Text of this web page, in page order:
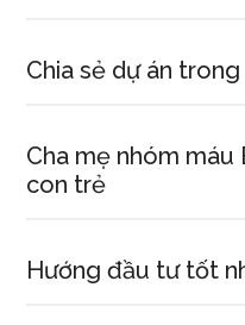
Chia sẻ dự án
Cha mẹ nhóm
con trẻ
Hướng đầu tư tốt